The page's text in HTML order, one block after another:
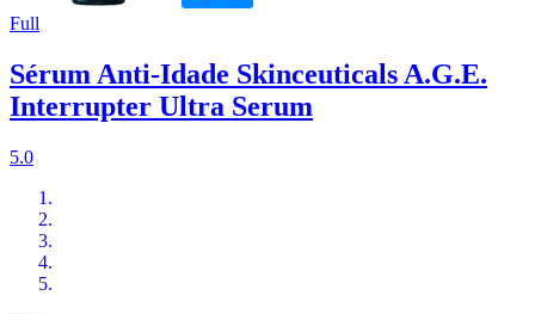
Full
Sérum Anti-Idade Skinceuticals A.G.E.
Interrupter Ultra Serum
5.0